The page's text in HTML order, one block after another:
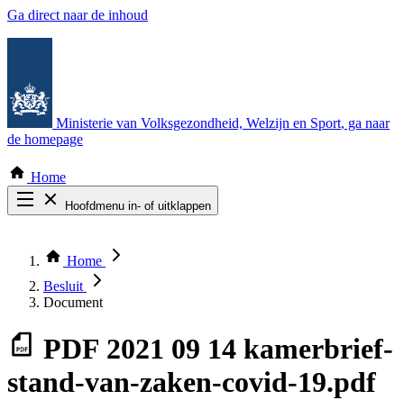
Ga direct naar de inhoud
Ministerie van Volksgezondheid, Welzijn en Sport, ga naar
de homepage
Home
Hoofdmenu in- of uitklappen
Thema COVID-19
Bekijk per bestuursorgaan
Home
Besluit
Document
PDF 2021 09 14 kamerbrief-
stand-van-zaken-covid-19.pdf